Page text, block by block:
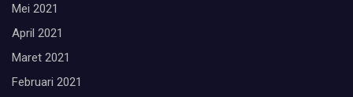
Mei 2021
April 2021
Maret 2021
Februari 2021